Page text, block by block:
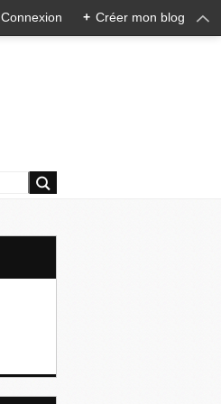
Connexion + Créer mon blog